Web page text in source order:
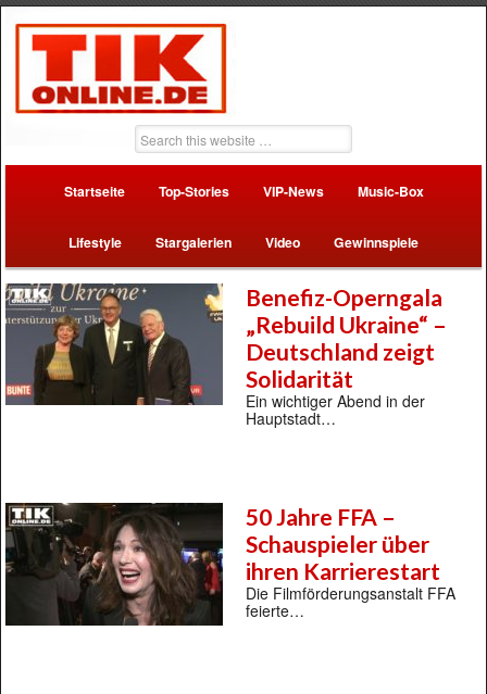
Startseite Top-Stories VIP-News Music-Box
Lifestyle Stargalerien Video Gewinnspiele
Benefiz-Operngala
„Rebuild Ukraine“ –
Deutschland zeigt
Solidarität
Ein wichtiger Abend in der
Hauptstadt…
50 Jahre FFA –
Schauspieler über
ihren Karrierestart
Die Filmförderungsanstalt FFA
feierte…